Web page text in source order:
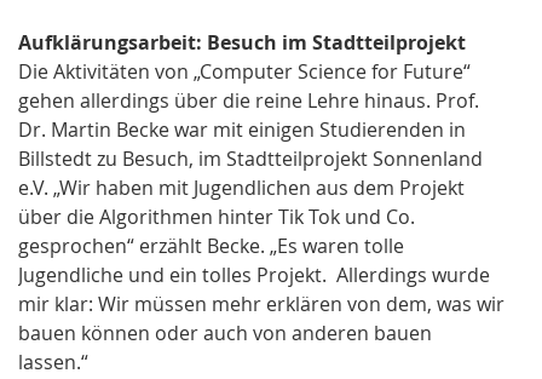
Aufklärungsarbeit: Besuch im Stadtteilprojekt
Die Aktivitäten von „Computer Science for Future“
gehen allerdings über die reine Lehre hinaus. Prof.
Dr. Martin Becke war mit einigen Studierenden in
Billstedt zu Besuch, im Stadtteilprojekt Sonnenland
e.V. „Wir haben mit Jugendlichen aus dem Projekt
über die Algorithmen hinter Tik Tok und Co.
gesprochen“ erzählt Becke. „Es waren tolle
Jugendliche und ein tolles Projekt. Allerdings wurde
mir klar: Wir müssen mehr erklären von dem, was wir
bauen können oder auch von anderen bauen
lassen.“